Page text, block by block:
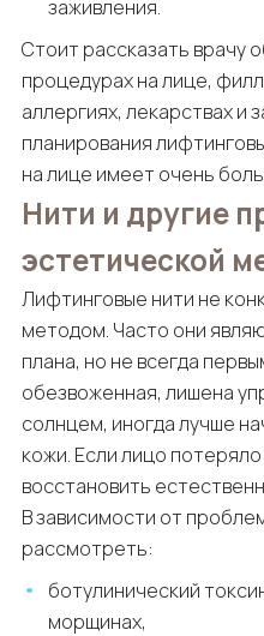
заживления.
Стоит рассказать врачу
процедурах на лице,
аллергиях, лекарствах и
планирования
на лице имеет очень
Нити и другие
эстетической
Лифтинговые нити не
методом. Часто они
плана, но не всегда
обезвоженная, лишена
солнцем, иногда лучше
кожи. Если лицо
восстановить
В зависимости от
рассмотреть:
ботулинический
морщинах,